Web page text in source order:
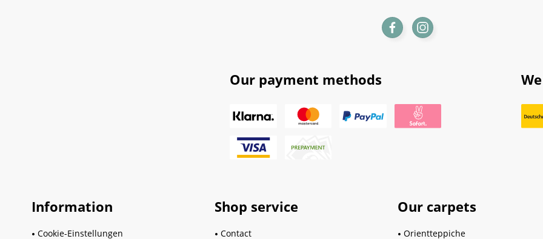
Our payment methods
Information
Cookie-Einstellungen
Shop service
Contact
Our carpets
Orientteppiche